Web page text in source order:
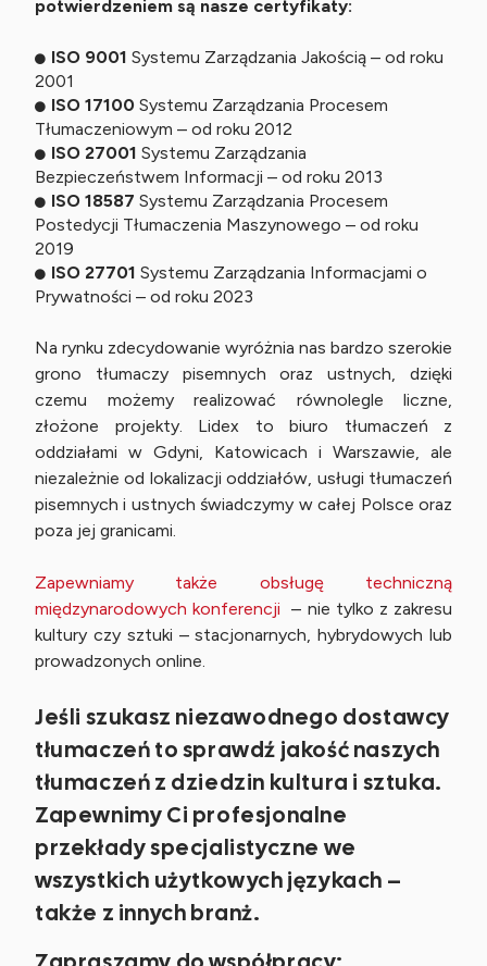
potwierdzeniem są nasze certyfikaty:
ISO 9001 Systemu Zarządzania Jakością – od roku
2001
ISO 17100 Systemu Zarządzania Procesem
Tłumaczeniowym – od roku 2012
ISO 27001 Systemu Zarządzania
Bezpieczeństwem Informacji – od roku 2013
ISO 18587 Systemu Zarządzania Procesem
Postedycji Tłumaczenia Maszynowego – od roku
2019
ISO 27701 Systemu Zarządzania Informacjami o
Prywatności – od roku 2023
Na rynku zdecydowanie wyróżnia nas bardzo szerokie
grono tłumaczy pisemnych oraz ustnych, dzięki
czemu możemy realizować równolegle liczne,
złożone projekty. Lidex to biuro tłumaczeń z
oddziałami w Gdyni, Katowicach i Warszawie, ale
niezależnie od lokalizacji oddziałów, usługi tłumaczeń
pisemnych i ustnych świadczymy w całej Polsce oraz
poza jej granicami.
Zapewniamy także obsługę techniczną
międzynarodowych konferencji – nie tylko z zakresu
kultury czy sztuki – stacjonarnych, hybrydowych lub
prowadzonych online.
Jeśli szukasz niezawodnego dostawcy
tłumaczeń to sprawdź jakość naszych
tłumaczeń z dziedzin kultura i sztuka.
Zapewnimy Ci profesjonalne
przekłady specjalistyczne we
wszystkich użytkowych językach –
także z innych branż.